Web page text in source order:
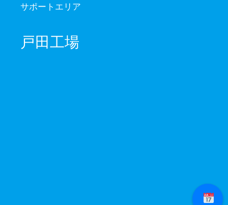
サポートエリア
戸田工場